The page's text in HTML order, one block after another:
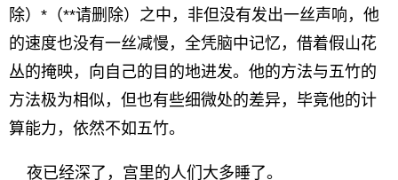
除）*（**请删除）之中，非但没有发出一丝声响，他
的速度也没有一丝减慢，全凭脑中记忆，借着假山花
丛的掩映，向自己的目的地进发。他的方法与五竹的
方法极为相似，但也有些细微处的差异，毕竟他的计
算能力，依然不如五竹。
夜已经深了，宫里的人们大多睡了。